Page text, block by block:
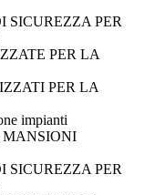
SICUREZZA PER
PER LA
PER LA
impianti
SICUREZZA PER